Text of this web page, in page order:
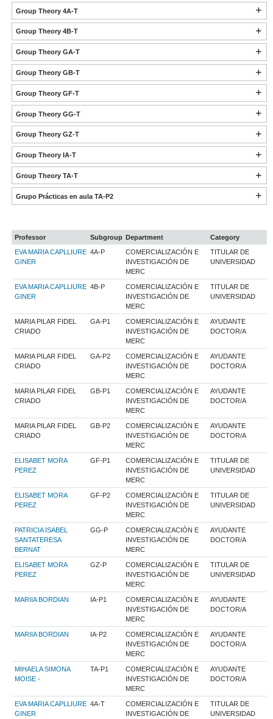
Group Theory 4A-T
Group Theory 4B-T
Group Theory GA-T
Group Theory GB-T
Group Theory GF-T
Group Theory GG-T
Group Theory GZ-T
Group Theory IA-T
Group Theory TA-T
Grupo Prácticas en aula TA-P2
Professor Subgroup Department
Category
EVA MARIA CAPLLIURE
GINER
4A-P
COMERCIALIZACIÓN E
INVESTIGACIÓN DE
MERC
TITULAR DE
UNIVERSIDAD
EVA MARIA CAPLLIURE
GINER
4B-P
COMERCIALIZACIÓN E
INVESTIGACIÓN DE
MERC
TITULAR DE
UNIVERSIDAD
MARIA PILAR FIDEL
CRIADO
GA-P1
COMERCIALIZACIÓN E
INVESTIGACIÓN DE
MERC
AYUDANTE
DOCTOR/A
MARIA PILAR FIDEL
CRIADO
GA-P2
COMERCIALIZACIÓN E
INVESTIGACIÓN DE
MERC
AYUDANTE
DOCTOR/A
MARIA PILAR FIDEL
CRIADO
GB-P1
COMERCIALIZACIÓN E
INVESTIGACIÓN DE
MERC
AYUDANTE
DOCTOR/A
MARIA PILAR FIDEL
CRIADO
GB-P2
COMERCIALIZACIÓN E
INVESTIGACIÓN DE
MERC
AYUDANTE
DOCTOR/A
ELISABET MORA
PEREZ
GF-P1
COMERCIALIZACIÓN E
INVESTIGACIÓN DE
MERC
TITULAR DE
UNIVERSIDAD
ELISABET MORA
PEREZ
GF-P2
COMERCIALIZACIÓN E
INVESTIGACIÓN DE
MERC
TITULAR DE
UNIVERSIDAD
PATRICIA ISABEL
SANTATERESA
BERNAT
GG-P
COMERCIALIZACIÓN E
INVESTIGACIÓN DE
MERC
AYUDANTE
DOCTOR/A
ELISABET MORA
PEREZ
GZ-P
COMERCIALIZACIÓN E
INVESTIGACIÓN DE
MERC
TITULAR DE
UNIVERSIDAD
MARIIA BORDIAN IA-P1
COMERCIALIZACIÓN E
INVESTIGACIÓN DE
MERC
AYUDANTE
DOCTOR/A
MARIIA BORDIAN IA-P2
COMERCIALIZACIÓN E
INVESTIGACIÓN DE
MERC
AYUDANTE
DOCTOR/A
MIHAELA SIMONA
MOISE -
TA-P1
COMERCIALIZACIÓN E
INVESTIGACIÓN DE
MERC
AYUDANTE
DOCTOR/A
EVA MARIA CAPLLIURE
GINER
4A-T
COMERCIALIZACIÓN E
INVESTIGACIÓN DE
TITULAR DE
UNIVERSIDAD